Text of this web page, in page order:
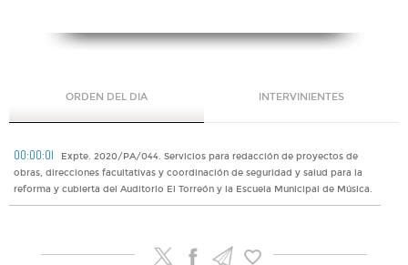
ORDEN DEL DIA INTERVINIENTES
00:00:01
Expte. 2020/PA/044. Servicios para redacción de proyectos de
obras, direcciones facultativas y coordinación de seguridad y salud para la
reforma y cubierta del Auditorio El Torreón y la Escuela Municipal de Música.